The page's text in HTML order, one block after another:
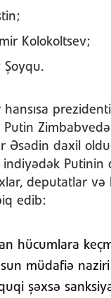
Kolokoltsev;
Şoyqu.
Əsədin daxil
Putinin
deputatlar
edib:
hücumlara
müdafiə
şəxsə